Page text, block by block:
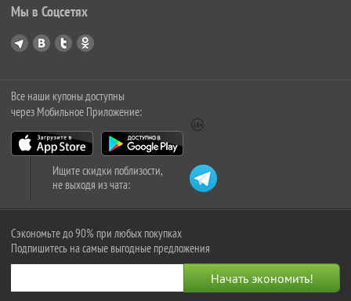
Мы в Соцсетях
Все наши купоны доступны
через Мобильное Приложение:
Ищите скидки поблизости,
не выходя из чата:
Сэкономьте до 90% при любых покупках
Подпишитесь на самые выгодные предложения